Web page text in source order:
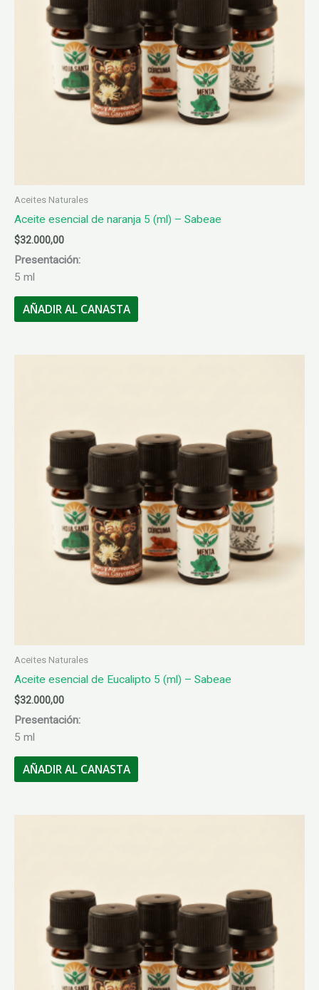
Aceites Naturales
Aceite esencial de naranja 5 (ml) – Sabeae
$32.000,00
Presentación:
5 ml
AÑADIR AL CANASTA
Aceites Naturales
Aceite esencial de Eucalipto 5 (ml) – Sabeae
$32.000,00
Presentación:
5 ml
AÑADIR AL CANASTA